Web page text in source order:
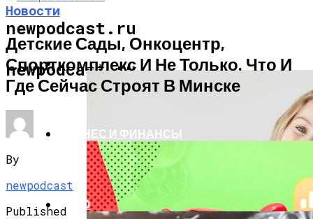
newpodcast.ru
newpodcast.ru
НОВОСТИ
БИЗНЕС И ФИНАНСЫ
АВТО
Новости
Детские Сады, Онкоцентр,
Спорткомплекс И Не Только. Что И
Где Сейчас Строят В Минске
By
newpodcast
Published